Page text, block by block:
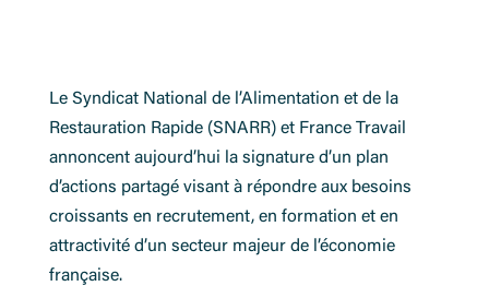
Le Syndicat National de l’Alimentation et de la
Restauration Rapide (SNARR) et France Travail
annoncent aujourd’hui la signature d’un plan
d’actions partagé visant à répondre aux besoins
croissants en recrutement, en formation et en
attractivité d’un secteur majeur de l’économie
française.